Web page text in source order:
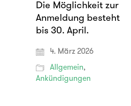
Die Möglichkeit zur
Anmeldung besteht
bis 30. April.
4. März 2026
Allgemein,
Ankündigungen